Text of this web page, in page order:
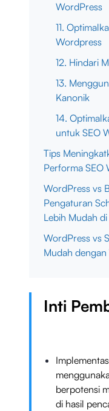
WordPress
11.
Wordpress
12. Hindari
13.
Kanonik
14.
untuk SEO
Tips
Performa SEO
WordPress vs
Pengaturan
Lebih Mudah
WordPress vs
Mudah
Inti
berpotensi
di hasil